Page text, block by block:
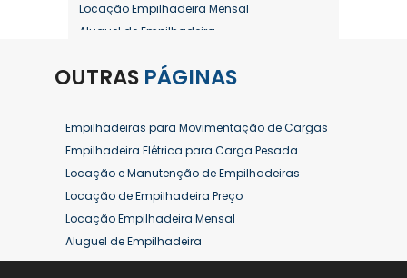
Locação Empilhadeira Mensal
Aluguel de Empilhadeira
Aluguel de Empilhadeira Diária Valor
Aluguel de Empilhadeira Elétrica Preço
Aluguel de Empilhadeira Mensal
Aluguel de Empilhadeira Preço
Aluguel de Empilhadeira Valor
Aluguel de Empilhadeiras Eletricas
Conserto de Empilhadeira
Contrato de Locação de Empilhadeira
OUTRAS PÁGINAS
Empilhadeiras para Movimentação de Cargas
Empilhadeira Elétrica para Carga Pesada
Locação e Manutenção de Empilhadeiras
Locação de Empilhadeira Preço
Locação Empilhadeira Mensal
Aluguel de Empilhadeira
Aluguel de Empilhadeira a Combustão